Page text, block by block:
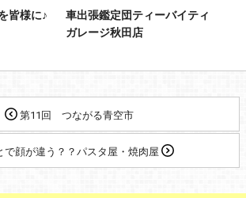
皆様に♪
車出張鑑定団ティーバイティ
ガレージ秋田店
第11回 つながる青空市
で顔が違う？？パスタ屋・焼肉屋